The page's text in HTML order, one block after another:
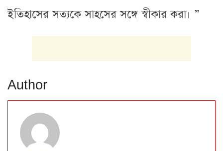
ইতিহাসের সত্যকে সাহসের সঙ্গে স্বীকার করা। ”
Author